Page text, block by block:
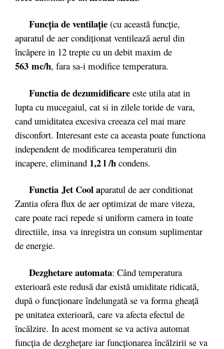
Funcţia de ventilaţie (cu această funcţie,
aparatul de aer condiţionat ventilează aerul din
încăpere in 12 trepte cu un debit maxim de
563 mc/h, fara sa-i modifice temperatura.
Functia de dezumidificare este utila atat in
lupta cu mucegaiul, cat si in zilele toride de vara,
cand umiditatea excesiva creeaza cel mai mare
disconfort. Interesant este ca aceasta poate functiona
independent de modificarea temperaturii din
incapere, eliminand 1,2 l /h condens.
Functia Jet Cool aparatul de aer conditionat
Zantia ofera flux de aer optimizat de mare viteza,
care poate raci repede si uniform camera in toate
directiile, insa va inregistra un consum suplimentar
de energie.
Dezghetare automata: Când temperatura
exterioară este redusă dar există umiditate ridicată,
după o funcţionare îndelungată se va forma gheaţă
pe unitatea exterioară, care va afecta efectul de
încălzire. In acest moment se va activa automat
funcţia de dezgheţare iar funcţionarea încălzirii se va